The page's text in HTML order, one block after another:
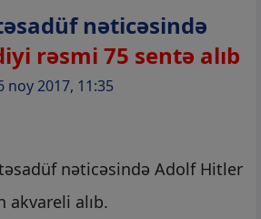
nəticəsində
rəsmi 75 sentə alıb
noy 2017, 11:35
nəticəsində Adolf Hitler
akvareli alıb.